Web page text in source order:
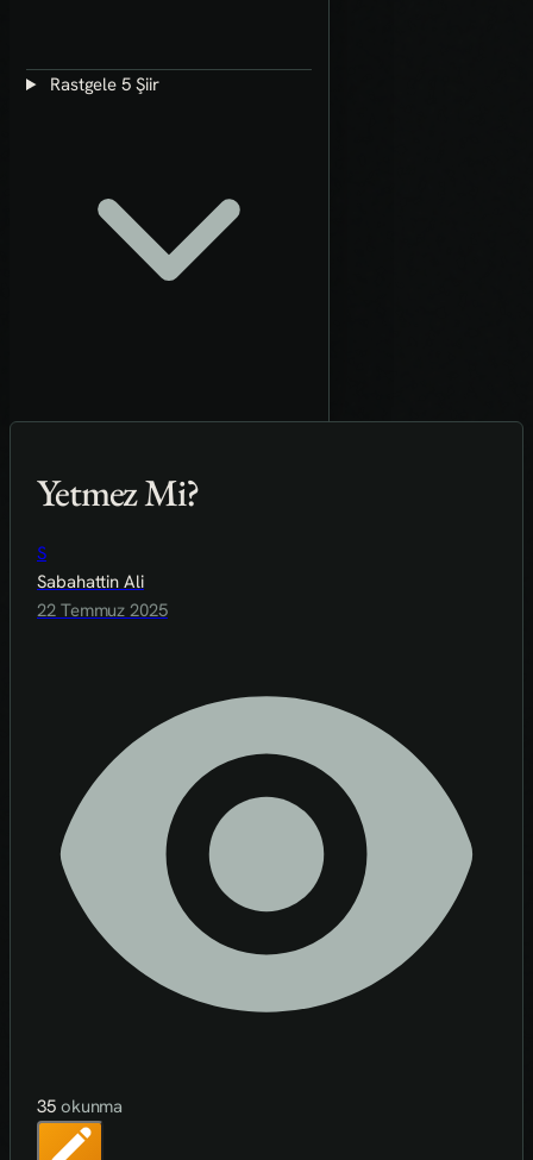
Rastgele 5 Şiir
Yetmez Mi?
S
Sabahattin Ali
22 Temmuz 2025
35 okunma